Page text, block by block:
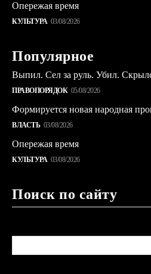
Опережая время
КУЛЬТУРА 03/08/2026
Популярное
Выпил. Сел за руль. Убил.
ПРАВОПОРЯДОК 05/08/2026
Формируется новая народная
ВЛАСТЬ 03/08/2026
Опережая время
КУЛЬТУРА 03/08/2026
Поиск по сайту